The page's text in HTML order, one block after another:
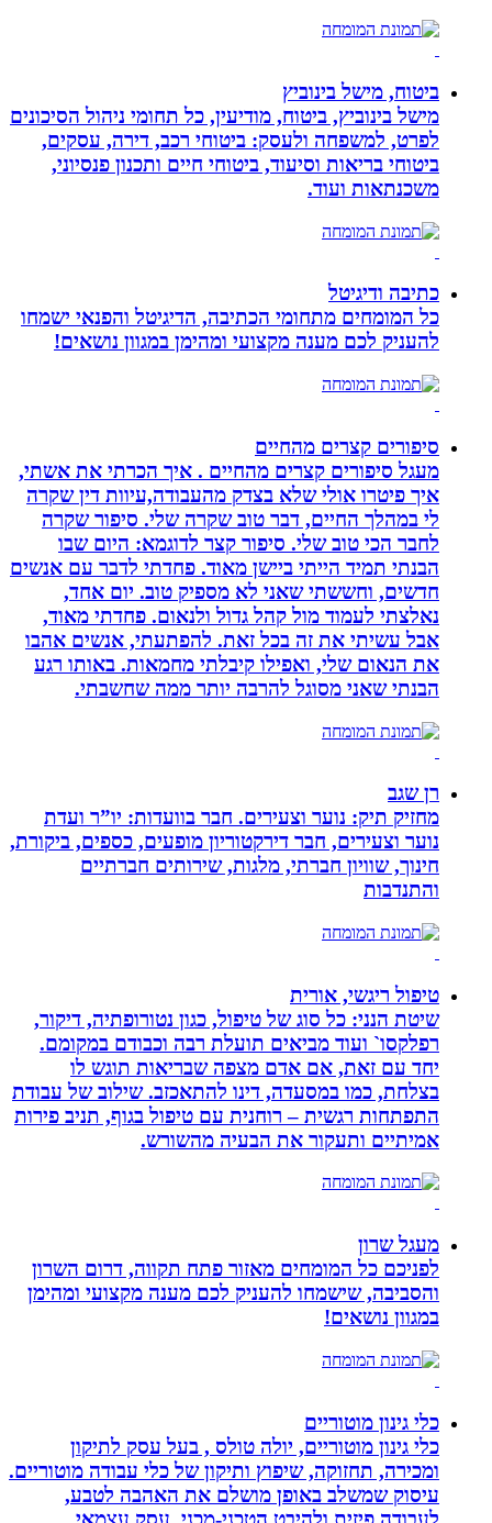
ביטוח, מישל בינוביץ
מישל בינוביץ, ביטוח, מודיעין, כל תחומי ניהול הסיכונים
לפרט, למשפחה ולעסק: ביטוחי רכב, דירה, עסקים,
ביטוחי בריאות וסיעוד, ביטוחי חיים ותכנון פנסיוני,
משכנתאות ועוד.
כתיבה ודיגיטל
כל המומחים מתחומי הכתיבה, הדיגיטל והפנאי ישמחו
להעניק לכם מענה מקצועי ומהימן במגוון נושאים!
סיפורים קצרים מהחיים
מעגל סיפורים קצרים מהחיים . איך הכרתי את אשתי,
איך פיטרו אולי שלא בצדק מהעבודה,עיוות דין שקרה
לי במהלך החיים, דבר טוב שקרה שלי. סיפור שקרה
לחבר הכי טוב שלי. סיפור קצר לדוגמא: היום שבו
הבנתי תמיד הייתי ביישן מאוד. פחדתי לדבר עם אנשים
חדשים, וחששתי שאני לא מספיק טוב. יום אחד,
נאלצתי לעמוד מול קהל גדול ולנאום. פחדתי מאוד,
אבל עשיתי את זה בכל זאת. להפתעתי, אנשים אהבו
את הנאום שלי, ואפילו קיבלתי מחמאות. באותו רגע
הבנתי שאני מסוגל להרבה יותר ממה שחשבתי.
רן שגב
מחזיק תיק: נוער וצעירים. חבר בוועדות: יו”ר ועדת
נוער וצעירים, חבר דירקטוריון מופעים, כספים, ביקורת,
חינוך, שוויון חברתי, מלגות, שירותים חברתיים
והתנדבות
טיפול ריגשי, אורית
שיטת הנני: כל סוג של טיפול, כגון נטורופתיה, דיקור,
רפלקסו` ועוד מביאים תועלת רבה וכבודם במקומם.
יחד עם זאת, אם אדם מצפה שבריאות תוגש לו
בצלחת, כמו במסעדה, דינו להתאכזב. שילוב של עבודת
התפתחות רגשית – רוחנית עם טיפול בגוף, תניב פירות
אמיתיים ותעקור את הבעיה מהשורש.
מעגל שרון
לפניכם כל המומחים מאזור פתח תקווה, דרום השרון
והסביבה, שישמחו להעניק לכם מענה מקצועי ומהימן
במגוון נושאים!
כלי גינון מוטוריים
כלי גינון מוטוריים, יולה טולס , בעל עסק לתיקון
ומכירה, תחזוקה, שיפוץ ותיקון של כלי עבודה מוטוריים.
עיסוק שמשלב באופן מושלם את האהבה לטבע,